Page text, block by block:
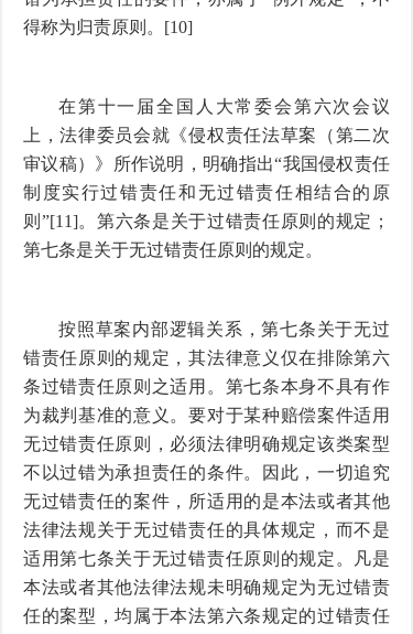
得称为归责原则。[10]
在第十一届全国人大常委会第六次会议
上，法律委员会就《侵权责任法草案（第二次
审议稿）》所作说明，明确指出“我国侵权责任
制度实行过错责任和无过错责任相结合的原
则”[11]。第六条是关于过错责任原则的规定；
第七条是关于无过错责任原则的规定。
按照草案内部逻辑关系，第七条关于无过
错责任原则的规定，其法律意义仅在排除第六
条过错责任原则之适用。第七条本身不具有作
为裁判基准的意义。要对于某种赔偿案件适用
无过错责任原则，必须法律明确规定该类案型
不以过错为承担责任的条件。因此，一切追究
无过错责任的案件，所适用的是本法或者其他
法律法规关于无过错责任的具体规定，而不是
适用第七条关于无过错责任原则的规定。凡是
本法或者其他法律法规未明确规定为无过错责
任的案型，均属于本法第六条规定的过错责任